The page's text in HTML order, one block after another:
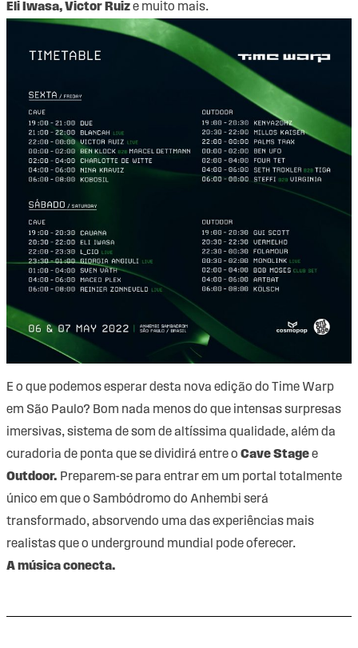
Eli Iwasa, Victor Ruize muito mais.
E o que podemos esperar desta nova edição do Time Warp
em São Paulo? Bom nada menos do que intensas surpresas
imersivas, sistema de som de altíssima qualidade, além da
curadoria de ponta que se dividirá entre o Cave Stagee
Outdoor. Preparem-se para entrar em um portal totalmente
único em que o Sambódromo do Anhembi será
transformado, absorvendo uma das experiências mais
realistas que o underground mundial pode oferecer.
A música conecta.